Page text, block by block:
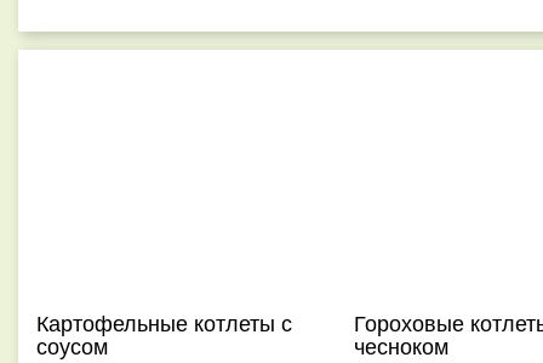
Картофельные котлеты с
соусом
Гороховые
чесноком